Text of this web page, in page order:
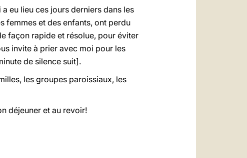
eu lieu ces jours derniers dans les
femmes et des enfants, ont perdu
façon rapide et résolue, pour éviter
invite à prier avec moi pour les
de silence suit].
les groupes paroissiaux, les
déjeuner et au revoir!